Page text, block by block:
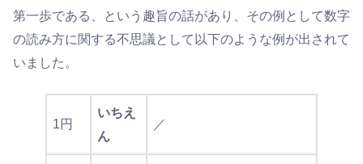
第一歩である、という趣旨の話があり、その例として数字
の読み方に関する不思議として以下のような例が出されて
いました。
1円
いちえ
ん
／